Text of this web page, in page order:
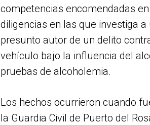
competencias encomendadas
diligencias en las que investiga
presunto autor de un delito
vehículo bajo la influencia del
pruebas de alcoholemia.
Los hechos ocurrieron cuando
la Guardia Civil de Puerto del